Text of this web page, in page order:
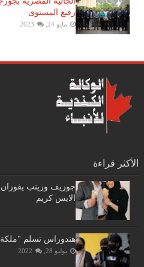
رفيع المستوى
مايو 24, 2023
الأكثر قراءة
جوزيف وزينب
الايس كريم
هندوراس تسلم "ملكة
يوليو 28, 2022